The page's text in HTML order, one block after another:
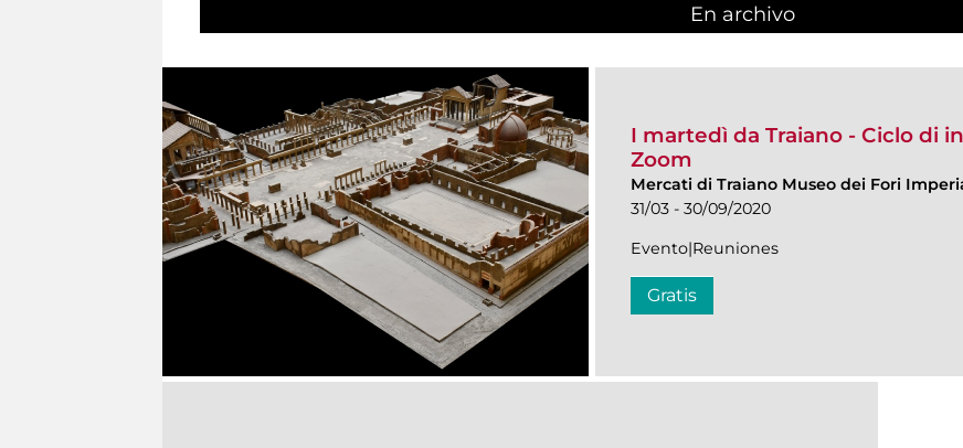
En archivo
I martedì da Traiano - Ciclo di
Zoom
Mercati di Traiano Museo dei Fori
31/03 - 30/09/2020
Evento|Reuniones
Gratis